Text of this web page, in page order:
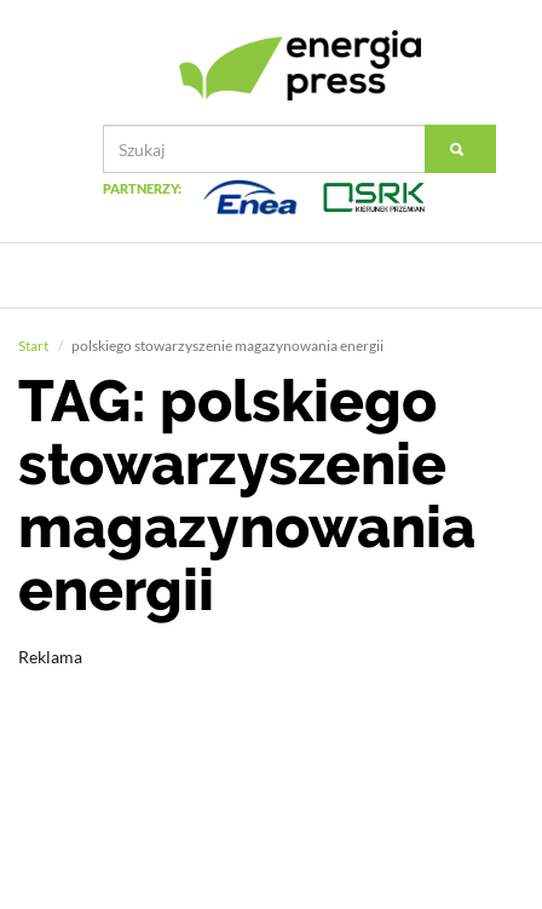
PARTNERZY:
Start polskiego stowarzyszenie magazynowania energii
TAG: polskiego
stowarzyszenie
magazynowania
energii
Reklama